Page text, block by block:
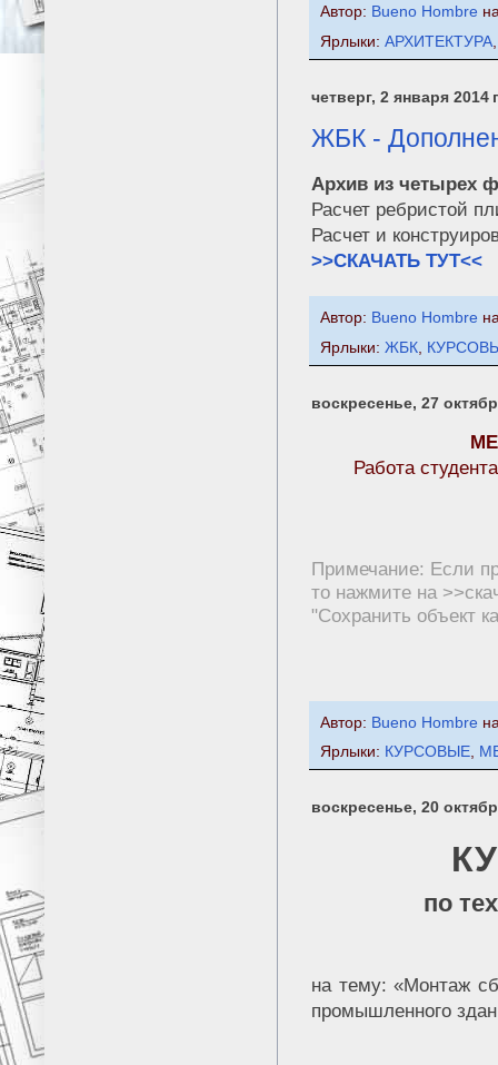
Автор: Bueno Hombre
Ярлыки: АРХИТЕКТУРА
четверг, 2 января 2014
ЖБК -
Архив из четырех
Расчет ребристой
Расчет и
>>СКАЧАТЬ ТУТ<<
Автор: Bueno Hombre
Ярлыки: ЖБК
воскресенье, 27
Работа
Примечание: Если
то нажмите на
"Сохранить объект
Автор: Bueno Hombre
Ярлыки: КУРСОВЫЕ,
воскресенье, 20
по
на тему: «Монтаж
промышленного